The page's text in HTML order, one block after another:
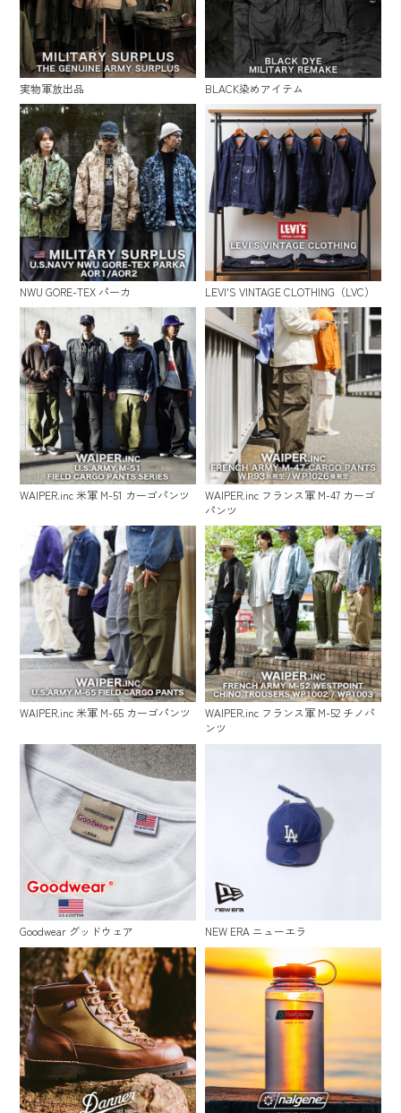
実物軍放出品 BLACK染めアイテム
NWU GORE-TEX パーカ LEVI'S VINTAGE CLOTHING（LVC）
WAIPER.inc 米軍 M-51 カーゴパンツ
WAIPER.inc フランス軍 M-47 カーゴ
パンツ
WAIPER.inc 米軍 M-65 カーゴパンツ
WAIPER.inc フランス軍 M-52 チノパ
ンツ
Goodwear グッドウェア NEW ERA ニューエラ